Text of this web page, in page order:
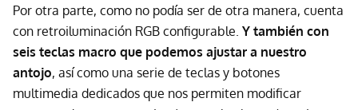
Por otra parte, como no podía ser de otra manera, cuenta
con retroiluminación RGB configurable. Y también con
seis teclas macro que podemos ajustar a nuestro
antojo, así como una serie de teclas y botones
multimedia dedicados que nos permiten modificar